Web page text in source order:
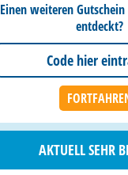
Einen weiteren
entdeckt?
AKTUELL SEHR